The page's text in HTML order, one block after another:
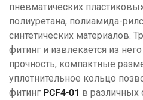
пневматических
полиуретана, полиамида-
синтетических материалов.
фитинг и извлекается из
прочность, компактные
уплотнительное кольцо
фитинг РСF4-01 в различных